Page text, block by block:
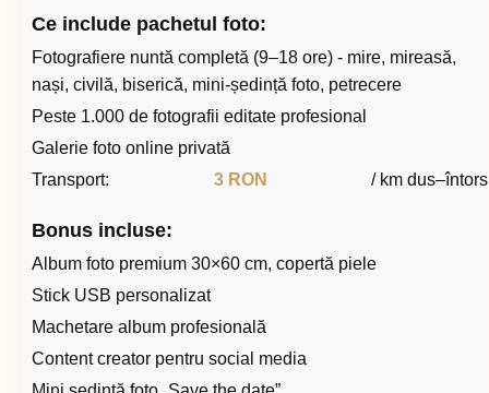
Ce include pachetul foto:
Fotografiere nuntă completă (9–18 ore) - mire, mireasă,
nași, civilă, biserică, mini-ședință foto, petrecere
Peste 1.000 de fotografii editate profesional
Galerie foto online privată
Transport:
3 RON / km dus–întors
Bonus incluse:
Album foto premium 30×60 cm, copertă piele
Stick USB personalizat
Machetare album profesională
Content creator pentru social media